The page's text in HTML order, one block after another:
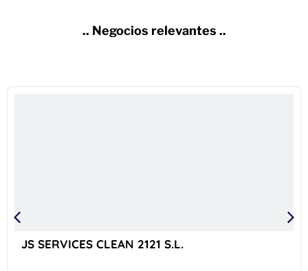
.. Negocios relevantes ..
JS SERVICES CLEAN 2121 S.L.